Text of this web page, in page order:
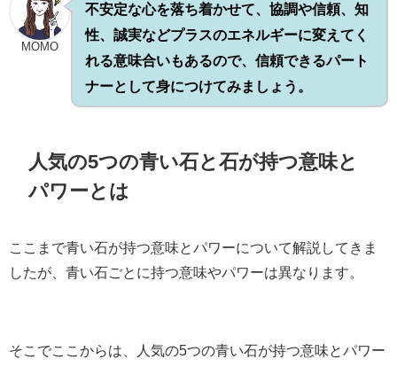
MOMO
不安定な心を落ち着かせて、協調や信頼、知
性、誠実などプラスのエネルギーに変えてく
れる意味合いもあるので、信頼できるパート
ナーとして身につけてみましょう。
人気の5つの青い石と石が持つ意味と
パワーとは
ここまで青い石が持つ意味とパワーについて解説してきま
したが、青い石ごとに持つ意味やパワーは異なります。
そこでここからは、人気の5つの青い石が持つ意味とパワー